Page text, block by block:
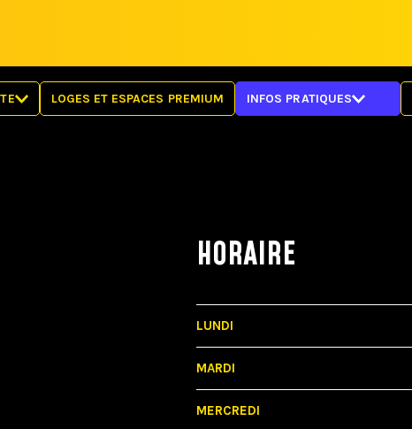
LOGES ET ESPACES PREMIUM
INFOS PRATIQUES
HORAIRE
LUNDI
MARDI
MERCREDI